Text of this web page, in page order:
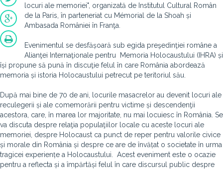
locuri ale memoriei", organizată de Institutul Cultural Român
de la Paris, în parteneriat cu Mémorial de la Shoah și
Ambasada României în Franţa.
Evenimentul se desfășoară sub egida preşedinţiei române a
Alianţei Internaţionale pentru Memoria Holocaustului (IHRA) și
își propune să pună în discuţie felul în care România abordează
memoria și istoria Holocaustului petrecut pe teritoriul său.
După mai bine de 70 de ani, locurile masacrelor au devenit locuri ale
reculegerii și ale comemorării pentru victime și descendenţii
acestora, care, în marea lor majoritate, nu mai locuiesc în România. Se
va discuta despre relaţia populaţiilor locale cu aceste locuri ale
memoriei, despre Holocaust ca punct de reper pentru valorile civice
și morale din România și despre ce are de învățat o societate în urma
tragicei experiențe a Holocaustului. Acest eveniment este o ocazie
pentru a reflecta și a împărtăși felul în care discursul public despre